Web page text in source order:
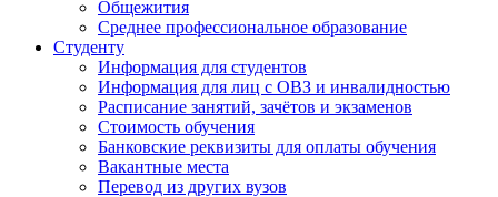
Общежития
Среднее профессиональное образование
Студенту
Информация для студентов
Информация для лиц с ОВЗ и инвалидностью
Расписание занятий, зачётов и экзаменов
Стоимость обучения
Банковские реквизиты для оплаты обучения
Вакантные места
Перевод из других вузов